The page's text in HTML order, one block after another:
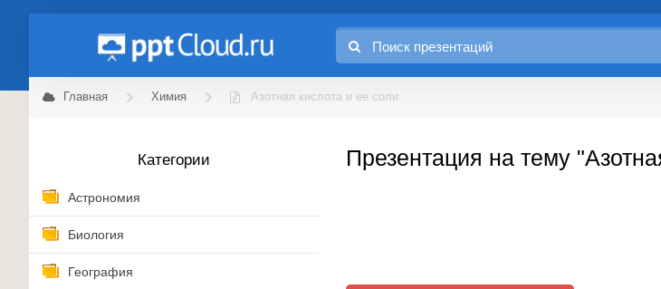
Главная Химия Азотная кислота и ее соли
Категории
Астрономия
Биология
География
Презентация на тему